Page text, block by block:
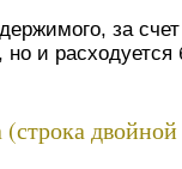
за
и